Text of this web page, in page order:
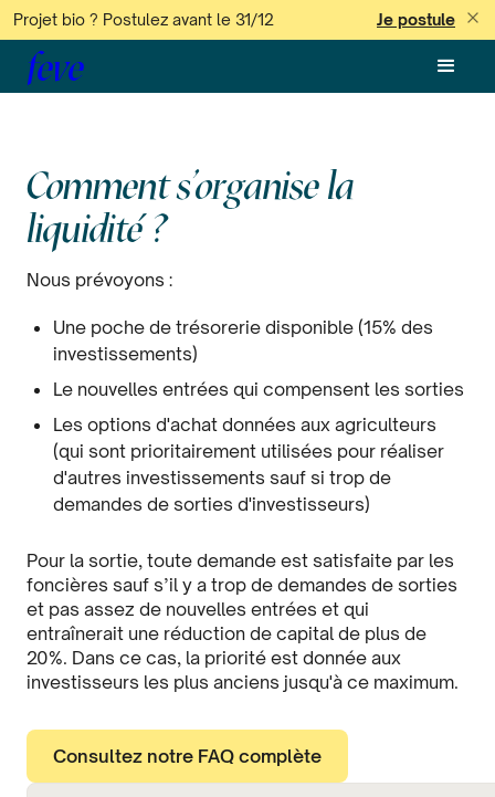
Projet bio ? Postulez avant le 31/12 Je postule
feve
Comment s’organise la
liquidité ?
Nous prévoyons :
Une poche de trésorerie disponible (15% des
investissements)
Le nouvelles entrées qui compensent les sorties
Les options d'achat données aux agriculteurs
(qui sont prioritairement utilisées pour réaliser
d'autres investissements sauf si trop de
demandes de sorties d'investisseurs)
Pour la sortie, toute demande est satisfaite par les
foncières sauf s’il y a trop de demandes de sorties
et pas assez de nouvelles entrées et qui
entraînerait une réduction de capital de plus de
20%. Dans ce cas, la priorité est donnée aux
investisseurs les plus anciens jusqu'à ce maximum.
Consultez notre FAQ complète